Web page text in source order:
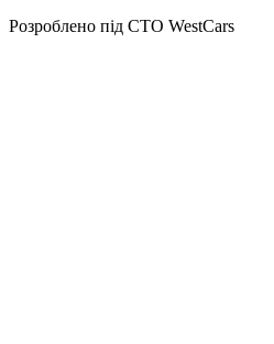
Розроблено під СТО WestCars